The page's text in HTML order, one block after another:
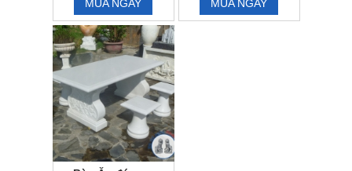
MUA NGAY
MUA NGAY